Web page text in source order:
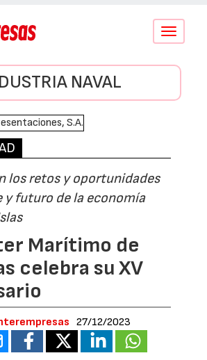
Conmutar
NAVAL
los retos y oportunidades
y futuro de la economía
Marítimo de
celebra su XV
27/12/2023